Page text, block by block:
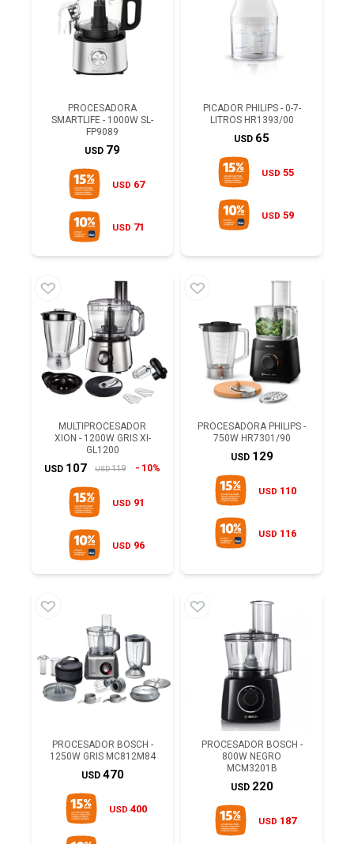
PROCESADORA
SMARTLIFE - 1000W SL-
FP9089
USD 79
USD 67
USD 71
PICADOR PHILIPS - 0-7-
LITROS HR1393/00
USD 65
USD 55
USD 59
MULTIPROCESADOR
XION - 1200W GRIS XI-
GL1200
USD 107 USD 119 10%
USD 91
USD 96
PROCESADORA PHILIPS -
750W HR7301/90
USD 129
USD 110
USD 116
PROCESADOR BOSCH -
1250W GRIS MC812M84
USD 470
USD 400
PROCESADOR BOSCH -
800W NEGRO
MCM3201B
USD 220
USD 187